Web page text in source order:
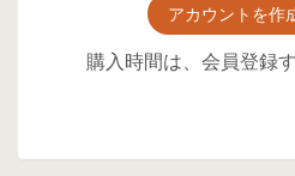
アカウントを作
購入時間は、会員登録